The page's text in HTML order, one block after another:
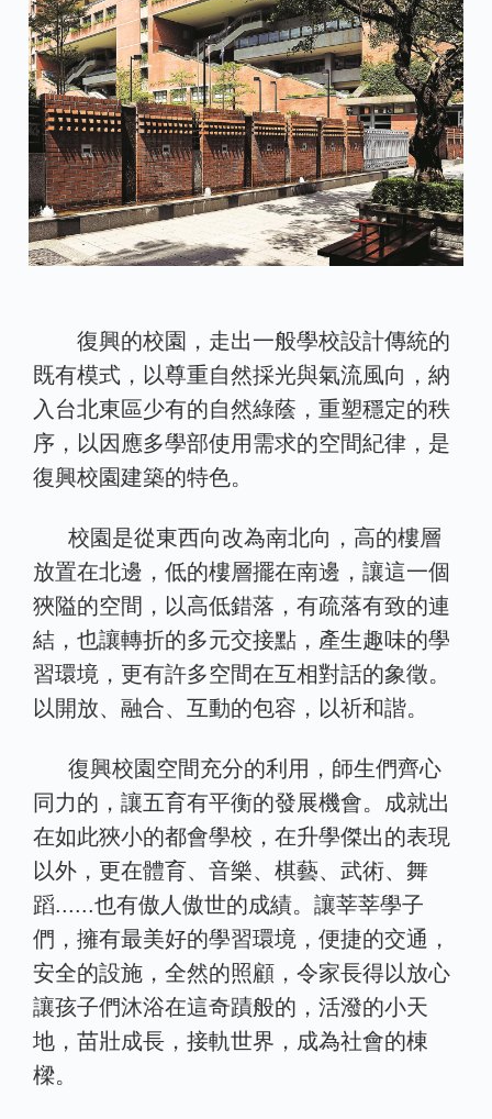
復興的校園，走出一般學校設計傳統的
既有模式，以尊重自然採光與氣流風向，納
入台北東區少有的自然綠蔭，重塑穩定的秩
序，以因應多學部使用需求的空間紀律，是
復興校園建築的特色。
校園是從東西向改為南北向，高的樓層
放置在北邊，低的樓層擺在南邊，讓這一個
狹隘的空間，以高低錯落，有疏落有致的連
結，也讓轉折的多元交接點，產生趣味的學
習環境，更有許多空間在互相對話的象徵。
以開放、融合、互動的包容，以祈和諧。
復興校園空間充分的利用，師生們齊心
同力的，讓五育有平衡的發展機會。成就出
在如此狹小的都會學校，在升學傑出的表現
以外，更在體育、音樂、棋藝、武術、舞
蹈......也有傲人傲世的成績。讓莘莘學子
們，擁有最美好的學習環境，便捷的交通，
安全的設施，全然的照顧，令家長得以放心
讓孩子們沐浴在這奇蹟般的，活潑的小天
地，苗壯成長，接軌世界，成為社會的棟
樑。